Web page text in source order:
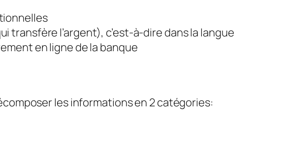
transfère l’argent), c’est-à-dire dans la langue
en ligne de la banque
les informations en 2 catégories: